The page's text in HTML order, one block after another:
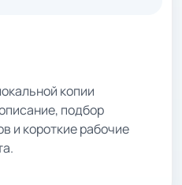
копии
подбор
и короткие рабочие